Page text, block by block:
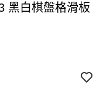
黑白棋盤格滑板